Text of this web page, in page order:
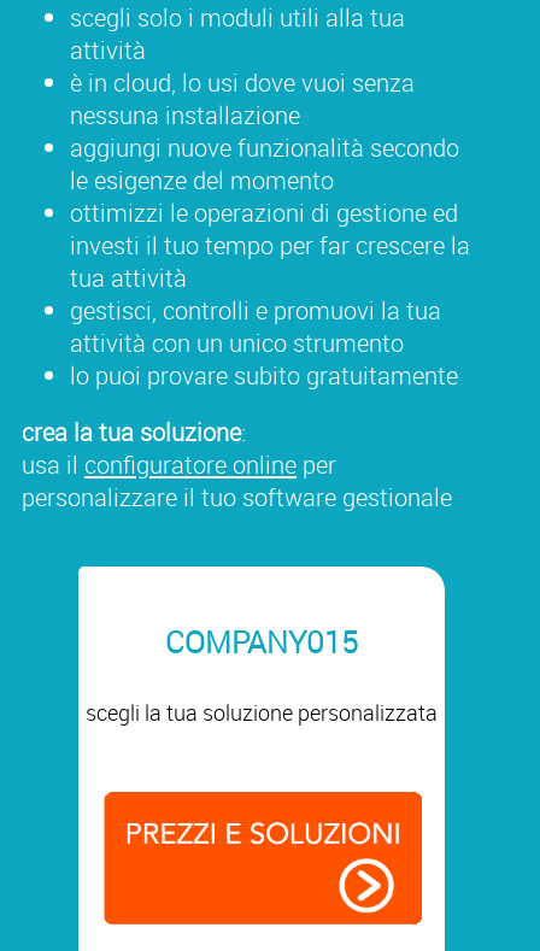
scegli solo i moduli utili alla tua
attività
è in cloud, lo usi dove vuoi senza
nessuna installazione
aggiungi nuove funzionalità secondo
le esigenze del momento
ottimizzi le operazioni di gestione ed
investi il tuo tempo per far crescere la
tua attività
gestisci, controlli e promuovi la tua
attività con un unico strumento
lo puoi provare subito gratuitamente
crea la tua soluzione:
usa il configuratore online per
personalizzare il tuo software gestionale
COMPANY015
scegli la tua soluzione personalizzata